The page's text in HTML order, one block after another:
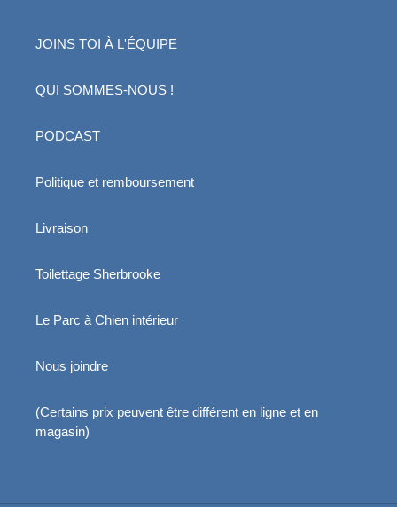
JOINS TOI À L'ÉQUIPE
QUI SOMMES-NOUS !
PODCAST
Politique et remboursement
Livraison
Toilettage Sherbrooke
Le Parc à Chien intérieur
Nous joindre
(Certains prix peuvent être différent en ligne et en
magasin)